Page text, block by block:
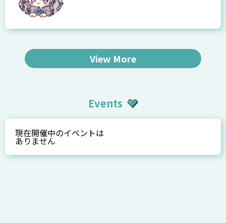
View More
Events
現在開催中のイベントは
ありません